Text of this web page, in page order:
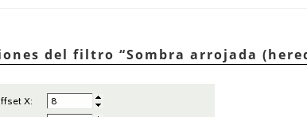
del filtro “Sombra arrojada